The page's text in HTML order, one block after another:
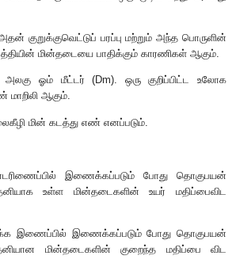
வரையறுக்கப்படுகிறது.
SIஅலகு ஆம்பியர் (A).
மின்னழுத்த வேறுபாட்டின் அலகு வோல்ட்
கொண்டு உருவாக்கப்பட்ட ஒரு மூடிய
,அதன் குறுக்குவெட்டுப் பரப்பு மற்றும்
மின்தடையை பாதிக்கும்
அலகு ஓம் மீட்டர் (Dm).ஒரு
எண் மாறிலி ஆகும்.